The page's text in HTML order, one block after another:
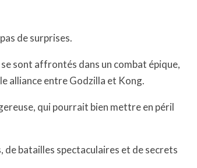
de surprises.
sont affrontés dans un combat épique,
alliance entre Godzilla et Kong.
qui pourrait bien mettre en péril
de batailles spectaculaires et de secrets